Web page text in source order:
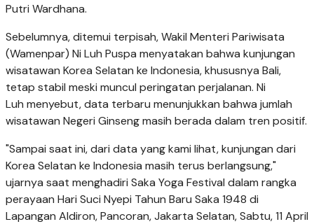
Putri Wardhana.
Sebelumnya, ditemui terpisah, Wakil Menteri Pariwisata
(Wamenpar) Ni Luh Puspa menyatakan bahwa kunjungan
wisatawan Korea Selatan ke Indonesia, khususnya Bali,
tetap stabil meski muncul peringatan perjalanan. Ni
Luh menyebut, data terbaru menunjukkan bahwa jumlah
wisatawan Negeri Ginseng masih berada dalam tren positif.
"Sampai saat ini, dari data yang kami lihat, kunjungan dari
Korea Selatan ke Indonesia masih terus berlangsung,"
ujarnya saat menghadiri Saka Yoga Festival dalam rangka
perayaan Hari Suci Nyepi Tahun Baru Saka 1948 di
Lapangan Aldiron, Pancoran, Jakarta Selatan, Sabtu, 11 April